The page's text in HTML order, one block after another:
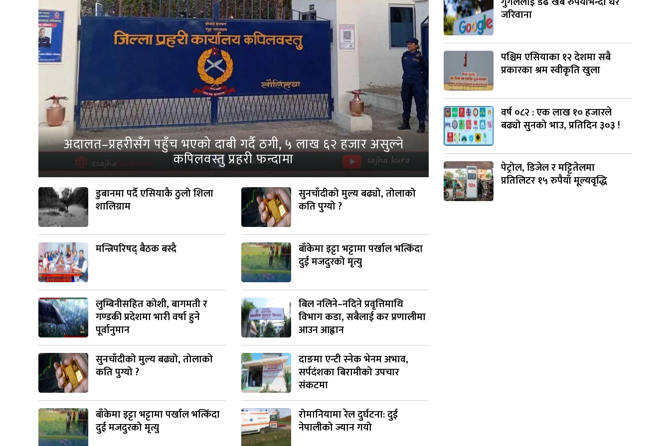
अदालत–प्रहरीसँग पहुँच भएको दाबी गर्दै ठगी, ५ लाख ६२ हजार असुल्ने
कपिलवस्तु प्रहरी फन्दामा
डुबानमा पर्दै एसियाकै ठुलो शिला
शालिग्राम
मन्त्रिपरिषद् बैठक बस्दै
लुम्बिनीसहित कोशी, बागमती र
गण्डकी प्रदेशमा भारी वर्षा हुने
पूर्वानुमान
सुनचाँदीको मुल्य बढ्यो, तोलाको
कति पुग्यो ?
बाँकेमा इट्टा भट्टामा पर्खाल भत्किँदा
दुई मजदुरको मृत्यु
सुनचाँदीको मुल्य बढ्यो, तोलाको
कति पुग्यो ?
बाँकेमा इट्टा भट्टामा पर्खाल भत्किँदा
दुई मजदुरको मृत्यु
बिल नलिने–नदिने प्रवृत्तिमाथि
विभाग कडा, सबैलाई कर प्रणालीमा
आउन आह्वान
दाङमा एन्टी स्नेक भेनम अभाव,
सर्पदंशका बिरामीको उपचार
संकटमा
रोमानियामा रेल दुर्घटना: दुई
नेपालीको ज्यान गयो
जरिवाना
पश्चिम एसियाका १२ देशमा सबै
प्रकारका श्रम स्वीकृति खुला
वर्ष ०८२ : एक लाख १० हजारले
बढ्यो सुनको भाउ, प्रतिदिन ३०३ !
पेट्रोल, डिजेल र मट्टितेलमा
प्रतिलिटर १५ रुपैयाँ मूल्यवृद्धि